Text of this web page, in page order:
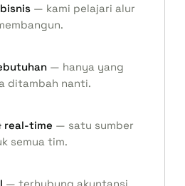
— kami pelajari alur
— hanya yang
ditambah nanti.
real-time — satu sumber
semua tim.
— terhubung akuntansi,